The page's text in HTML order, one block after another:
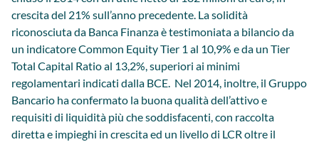
crescita del 21% sull’anno precedente. La solidità
riconosciuta da Banca Finanza è testimoniata a bilancio da
un indicatore Common Equity Tier 1 al 10,9% e da un Tier
Total Capital Ratio al 13,2%, superiori ai minimi
regolamentari indicati dalla BCE. Nel 2014, inoltre, il Gruppo
Bancario ha confermato la buona qualità dell’attivo e
requisiti di liquidità più che soddisfacenti, con raccolta
diretta e impieghi in crescita ed un livello di LCR oltre il